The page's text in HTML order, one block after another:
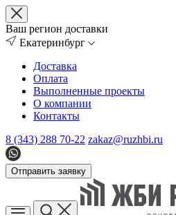
Ваш регион доставки
Екатеринбург
Доставка
Оплата
Выполненные проекты
О компании
Контакты
8 (343) 288 70-22 zakaz@ruzhbi.ru
Отправить заявку